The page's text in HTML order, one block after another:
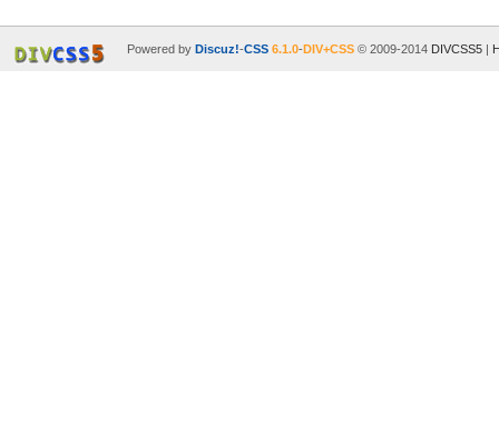
Powered by Discuz!-CSS 6.1.0-DIV+CSS© 2009-2014 DIVCSS5|